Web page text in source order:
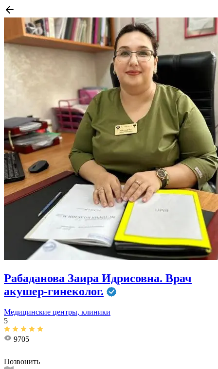
Рабаданова Заира Идрисовна. Врач
акушер-гинеколог.
Медицинские центры, клиники
5
9705
Позвонить